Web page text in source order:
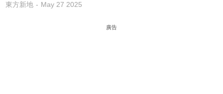
東方新地 May 27 2025
廣告